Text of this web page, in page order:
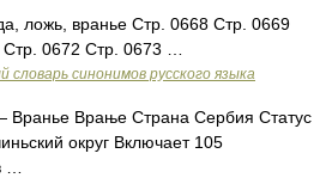
ложь, вранье Стр. 0668 Стр. 0669
0672 Стр. 0673 …
синонимов русского языка
Вранье Врање Страна Сербия Статус
округ Включает 105
…